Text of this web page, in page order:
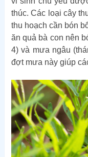
thúc. Các loại cây
thu hoạch cần bón
ăn quả bà con nên
4) và mưa ngâu
đợt mưa này giúp